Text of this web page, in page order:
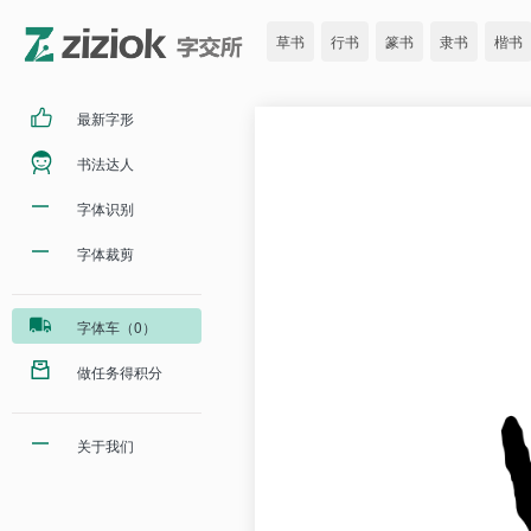
草书 行书 篆书 隶书 楷书
最新字形
书法达人
字体识别
字体裁剪
字体车（0）
做任务得积分
关于我们